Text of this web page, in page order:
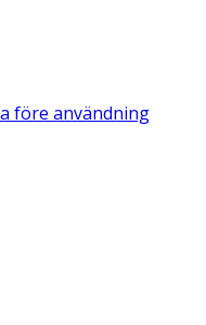
före användning